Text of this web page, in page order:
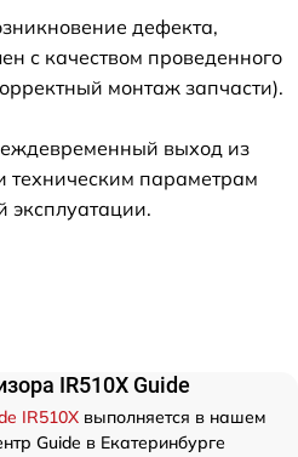
дефекта,
с качеством проведенного
монтаж запчасти).
выход из
техническим параметрам
эксплуатации.
IR510X Guide
IR510X выполняется в нашем
Guide в Екатеринбурге